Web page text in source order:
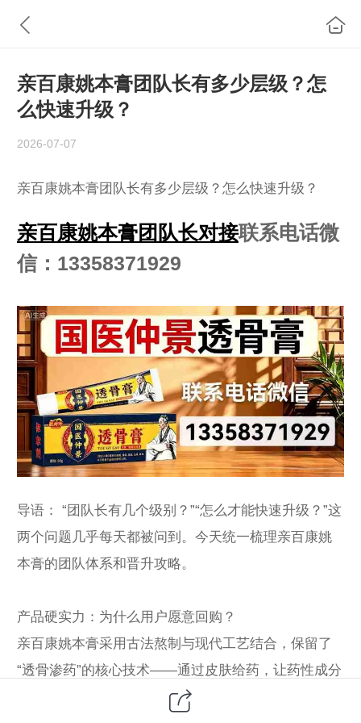
亲百康姚本膏团队长有多少层级？怎
么快速升级？
2026-07-07
亲百康姚本膏团队长有多少层级？怎么快速升级？
亲百康姚本膏团队长对接联系电话微
信：13358371929
导语： “团队长有几个级别？”“怎么才能快速升级？”这
两个问题几乎每天都被问到。今天统一梳理亲百康姚
本膏的团队体系和晋升攻略。
产品硬实力：为什么用户愿意回购？
亲百康姚本膏采用古法熬制与现代工艺结合，保留了
“透骨渗药”的核心技术——通过皮肤给药，让药性成分
直达病灶。不同于传统膏药的黏腻，膏体通透、气味